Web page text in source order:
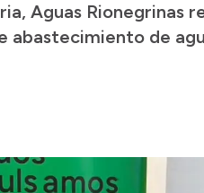
Aguas Rionegrinas
abastecimiento de